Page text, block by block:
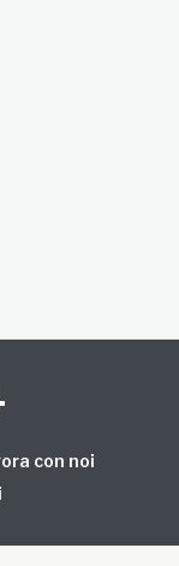
con noi